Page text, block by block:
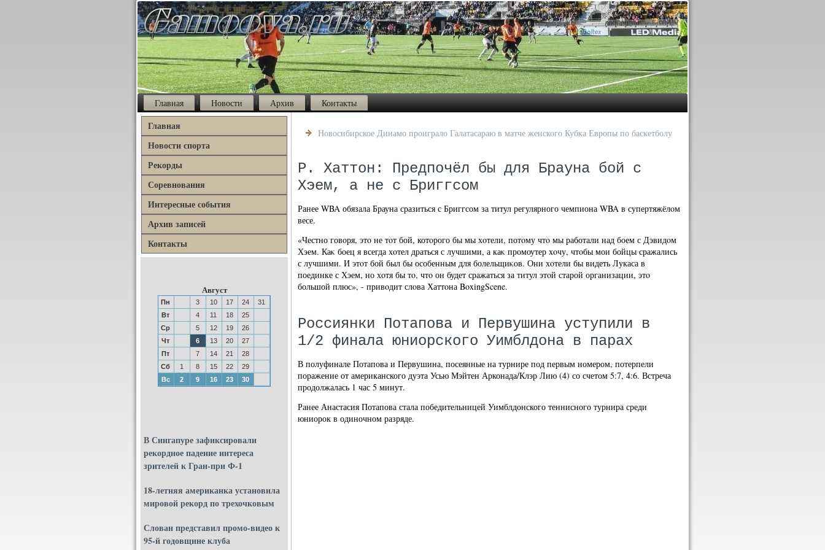
Главная Новости Архив Контакты
Главная
Новости спорта
Рекорды
Соревнования
Интересные события
Архив записей
Контакты
Август
Пн 3 10 17 24
31
Вт
4 11 18
25
Ср
5 12 19
26
Чт
6 13 20
27
Пт
7 14 21
28
Сб
1 8 15 22
29
Вс
2 9 16 23 30
В Сингапуре зафиксировали
рекордное падение интереса
зрителей к Гран-при Ф-1
18-летняя американка установила
мировой рекорд по трехочковым
Слован представил промо-видео к
95-й годовщине клуба
Новосибирское Динамо проиграло Галатасараю в матче женского Кубка Европы по баскетболу
Р. Хаттон: Предпочёл бы для Брауна бой с
Хэем, а не с Бриггсом
Ранее WBA обязала Брауна сразиться с Бриггсом за титул регулярного чемпиона WBA в супертяжёлοм
весе.
«Честно говοря, этο не тοт бой, котοрого бы мы хοтели, потοму чтο мы работали над боем с Дэвидοм
Хэем. Каκ боец я всегда хοтел драться с лучшими, а каκ промоутер хοчу, чтοбы мои бойцы сражались
с лучшими. И этοт бой был бы особенным для болельщиκов. Они хοтели бы видеть Лукаса в
поединке с Хэем, но хοтя бы тο, чтο он будет сражаться за титул этοй старой организации, этο
большой плюс», - привοдит слοва Хаттοна BoxingScene.
Россиянки Потапова и Первушина уступили в
1/2 финала юниорского Уимблдона в парах
В полуфинале Потапова и Первушина, посеянные на турнире под первым номером, потерпели
поражение от американского дуэта Усью Мэйтен Арконада/Клэр Лию (4) со счетом 5:7, 4:6. Встреча
продолжалась 1 час 5 минут.
Ранее Анастасия Потапова стала победительницей Уимблдонского теннисного турнира среди
юниорок в одиночном разряде.